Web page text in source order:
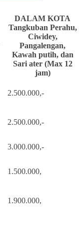
DALAM KOTA
Tangkuban Perahu,
Ciwidey,
Pangalengan,
Kawah putih, dan
Sari ater (Max 12
jam)
2.500.000,-
2.500.000,-
3.000.000,-
1.500.000,
1.900.000,